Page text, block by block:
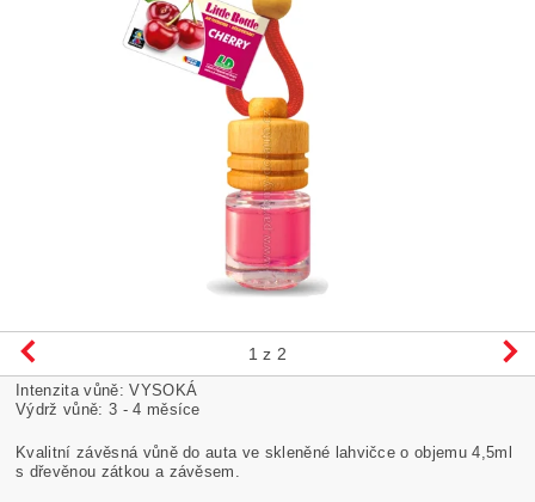
1 z 2
Intenzita vůně: VYSOKÁ
Výdrž vůně: 3 - 4 měsíce
Kvalitní závěsná vůně do auta ve skleněné lahvičce o objemu 4,5ml
s dřevěnou zátkou a závěsem.